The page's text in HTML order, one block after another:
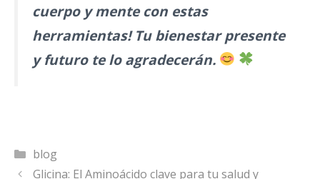
cuerpo y mente con estas
herramientas! Tu bienestar presente
y futuro te lo agradecerán.
Categorías
blog
Glicina: El Aminoácido clave para tu salud y